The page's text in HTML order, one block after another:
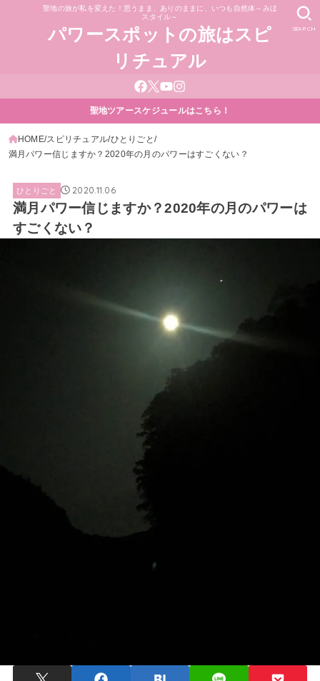
聖地の旅が私を変えた！思うまま、ありのままに、いつも自然体～みほ
スタイル～
パワースポットの旅はスピ
リチュアル
SEARCH
聖地ツアースケジュールはこちら！
HOME スピリチュアル ひとりごと
満月パワー信じますか？2020年の月のパワーはすごくない？
ひとりごと 2020.11.06
満月パワー信じますか？2020年の月のパワーは
すごくない？